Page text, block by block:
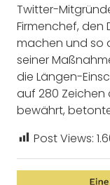
Twitter-
Firmenchef, den
machen und so
seiner
die Längen-
auf 280 Zeichen
bewährt,
Post Views: